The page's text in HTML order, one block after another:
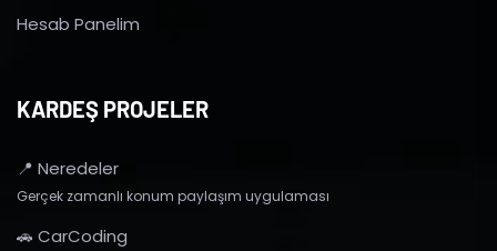
Hesab Panelim
KARDEŞ PROJELER
📍 Neredeler
Gerçek zamanlı konum paylaşım uygulaması
🚗 CarCoding